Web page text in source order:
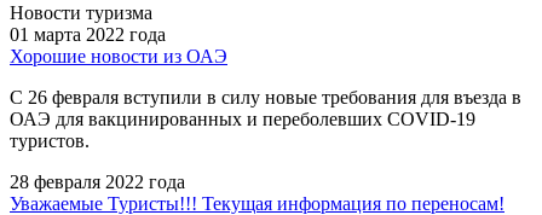
Новости туризма
01 марта 2022 года
Хорошие новости из ОАЭ
С 26 февраля вступили в силу новые требования для въезда в
ОАЭ для вакцинированных и переболевших COVID-19
туристов.
28 февраля 2022 года
Уважаемые Туристы!!! Текущая информация по переносам!